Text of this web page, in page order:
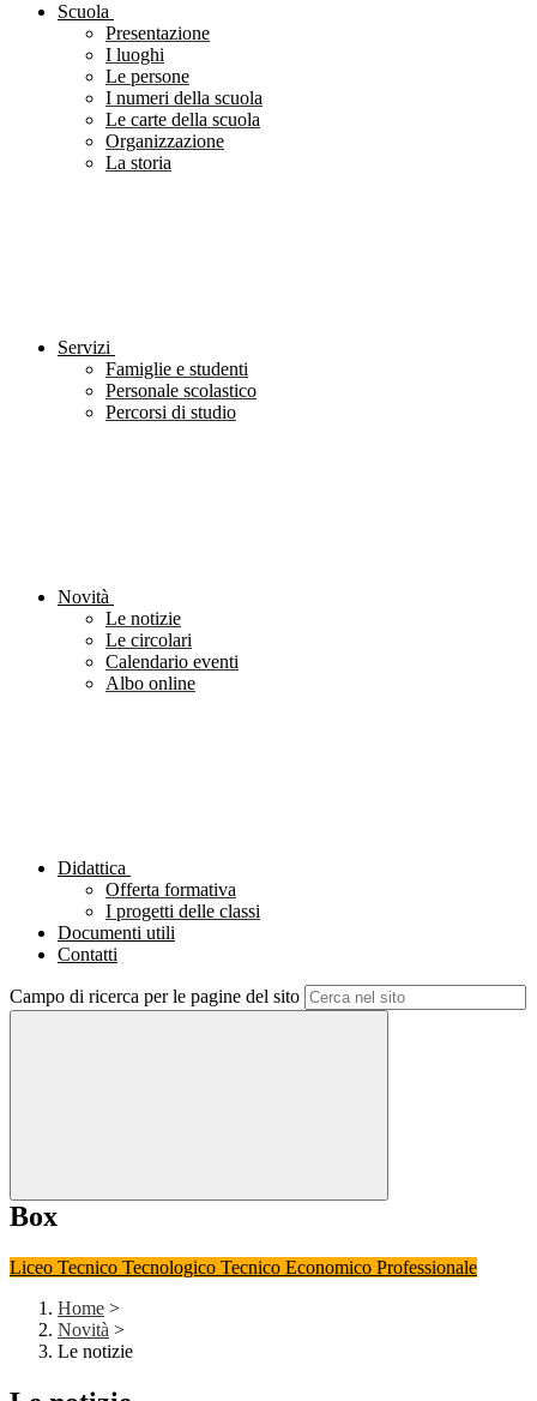
Scuola
Presentazione
I luoghi
Le persone
I numeri della scuola
Le carte della scuola
Organizzazione
La storia
Servizi
Famiglie e studenti
Personale scolastico
Percorsi di studio
Novità
Le notizie
Le circolari
Calendario eventi
Albo online
Didattica
Offerta formativa
I progetti delle classi
Documenti utili
Contatti
Campo di ricerca per le pagine del sito
Box
Liceo Tecnico Tecnologico Tecnico Economico Professionale
Home >
Novità >
Le notizie